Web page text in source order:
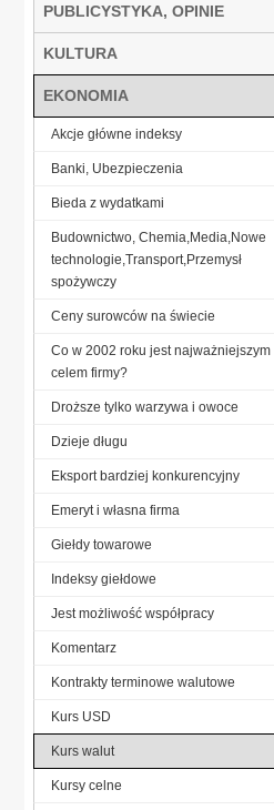
PUBLICYSTYKA, OPINIE
KULTURA
EKONOMIA
Akcje główne indeksy
Banki, Ubezpieczenia
Bieda z wydatkami
Budownictwo, Chemia,Media,Nowe
technologie,Transport,Przemysł
spożywczy
Ceny surowców na świecie
Co w 2002 roku jest najważniejszym
celem firmy?
Droższe tylko warzywa i owoce
Dzieje długu
Eksport bardziej konkurencyjny
Emeryt i własna firma
Giełdy towarowe
Indeksy giełdowe
Jest możliwość współpracy
Komentarz
Kontrakty terminowe walutowe
Kurs USD
Kurs walut
Kursy celne